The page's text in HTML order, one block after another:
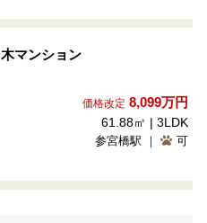
マンション
価格改定 8,099万円
61.88㎡ | 3LDK
参宮橋駅 ｜ 可